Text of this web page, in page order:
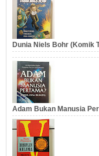
Dunia Niels Bohr (Komik
Adam Bukan Manusia